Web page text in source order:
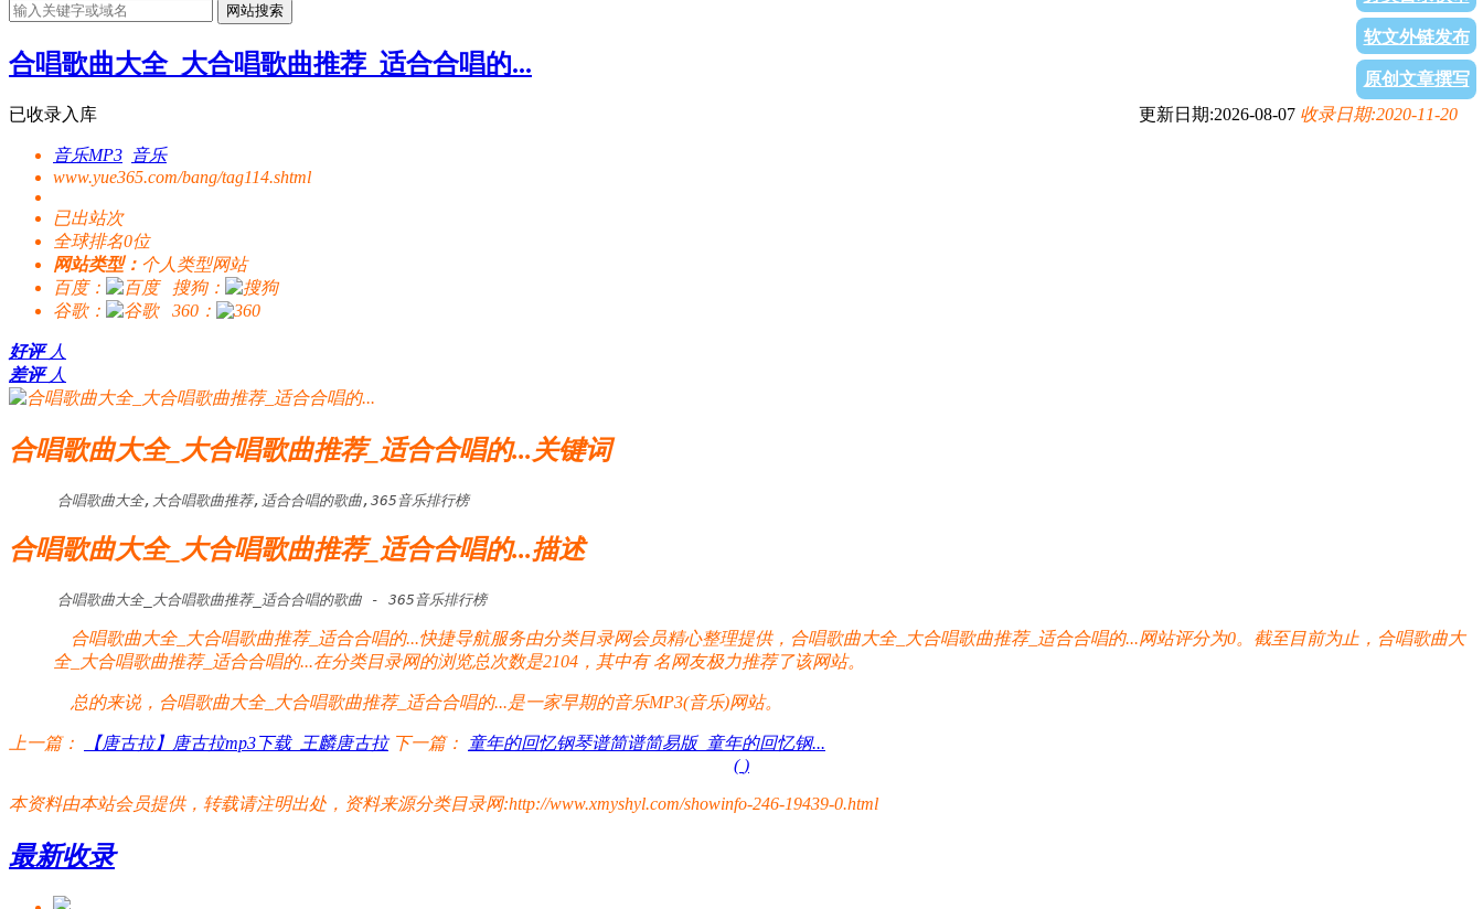
软文外链发布
原创文章撰写
网站搜索
合唱歌曲大全_大合唱歌曲推荐_适合合唱的...
已收录入库 更新日期:2026-08-07 收录日期:2020-11-20
音乐MP3 音乐
www.yue365.com/bang/tag114.shtml
已出站次
全球排名0位
网站类型： 个人类型网站
百度：
搜狗：
谷歌：
360：
好评 人
差评 人
合唱歌曲大全_大合唱歌曲推荐_适合合唱的...关键词
合唱歌曲大全,大合唱歌曲推荐,适合合唱的歌曲,365音乐排行榜
合唱歌曲大全_大合唱歌曲推荐_适合合唱的...描述
合唱歌曲大全_大合唱歌曲推荐_适合合唱的歌曲 - 365音乐排行榜
合唱歌曲大全_大合唱歌曲推荐_适合合唱的...快捷导航服务由分类目录网会员精心整理提供，合唱歌曲大全_大合唱歌曲推荐_适合合唱的...网站评分为0。截至目前为止，合唱歌曲大
全_大合唱歌曲推荐_适合合唱的...在分类目录网的浏览总次数是2104，其中有名网友极力推荐了该网站。
总的来说，合唱歌曲大全_大合唱歌曲推荐_适合合唱的...是一家早期的音乐MP3(音乐)网站。
上一篇： 【唐古拉】唐古拉mp3下载_王麟唐古拉 下一篇：
童年的回忆钢琴谱简谱简易版_童年的回忆钢...
( )
本资料由本站会员提供，转载请注明出处，资料来源分类目录网:http://www.xmyshyl.com/showinfo-246-19439-0.html
最新收录